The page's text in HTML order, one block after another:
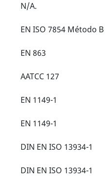
N/A.
EN ISO 7854 Método B
EN 863
AATCC 127
EN 1149-1
EN 1149-1
DIN EN ISO 13934-1
DIN EN ISO 13934-1